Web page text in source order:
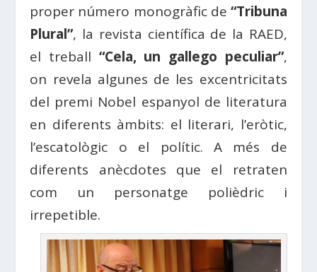
proper número monogràfic de “Tribuna
Plural”, la revista científica de la RAED,
el treball “Cela, un gallego peculiar”,
on revela algunes de les excentricitats
del premi Nobel espanyol de literatura
en diferents àmbits: el literari, l’eròtic,
l’escatològic o el polític. A més de
diferents anècdotes que el retraten
com un personatge polièdric i
irrepetible.